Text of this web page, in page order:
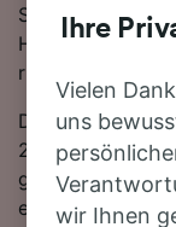
Sie wollen mit
Hagenow Land
richtig!
Die Fahrtzeit
20 Minuten. Auf
gewöhnlich 23
erforderlich, da
Ihre
Vielen
uns
wir Ihnen